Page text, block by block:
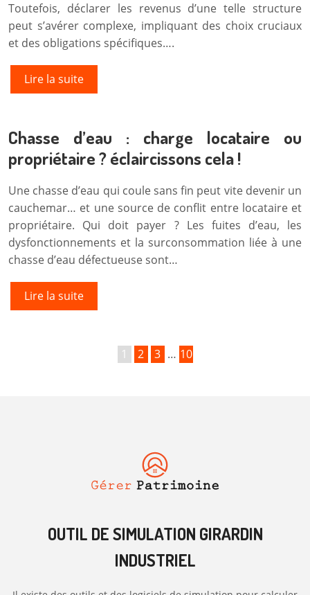
Toutefois, déclarer les revenus d’une telle structure
peut s’avérer complexe, impliquant des choix cruciaux
et des obligations spécifiques….
Lire la suite
Chasse d’eau : charge locataire ou
propriétaire ? éclaircissons cela !
Une chasse d’eau qui coule sans fin peut vite devenir un
cauchemar… et une source de conflit entre locataire et
propriétaire. Qui doit payer ? Les fuites d’eau, les
dysfonctionnements et la surconsommation liée à une
chasse d’eau défectueuse sont…
Lire la suite
1 2 3 … 10
OUTIL DE SIMULATION GIRARDIN
INDUSTRIEL